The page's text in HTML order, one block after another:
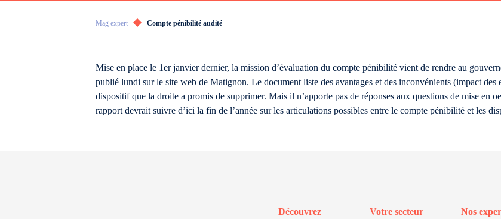
Mag expert Compte pénibilité audité
Mise en place le 1er janvier dernier, la mission d’évaluation du compte pénibilité vient de rendre au
publié lundi sur le site web de Matignon. Le document liste des avantages et des inconvénients (impact
dispositif que la droite a promis de supprimer. Mais il n’apporte pas de réponses aux questions de mise en
rapport devrait suivre d’ici la fin de l’année sur les articulations possibles entre le compte pénibilité et les
Découvrez
Votre secteur
Nos